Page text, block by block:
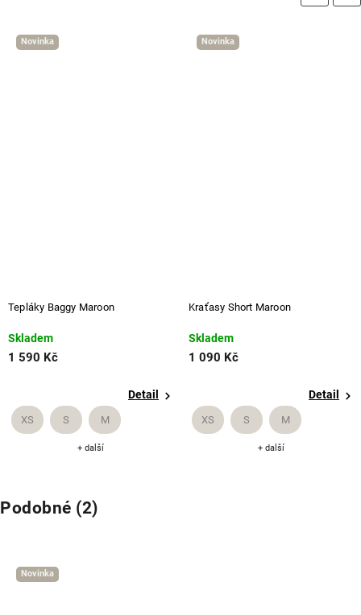
Novinka
Tepláky Baggy Maroon
Skladem
1 590 Kč
Detail
XS S M
+ další
Novinka
Kraťasy Short Maroon
Skladem
1 090 Kč
Detail
XS S M
+ další
Podobné (2)
Novinka